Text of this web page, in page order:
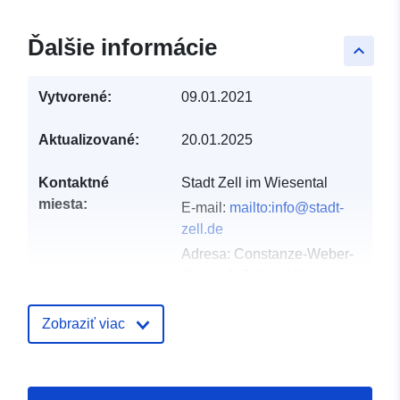
keyboard_arrow_up
Ďalšie informácie
Vytvorené: 09.01.2021
Aktualizované: 20.01.2025
Kontaktné
miesta:
Stadt Zell im Wiesental
E-mail: mailto:info@stadt-
zell.de
Adresa: Constanze-Weber-
Zobraziť viac